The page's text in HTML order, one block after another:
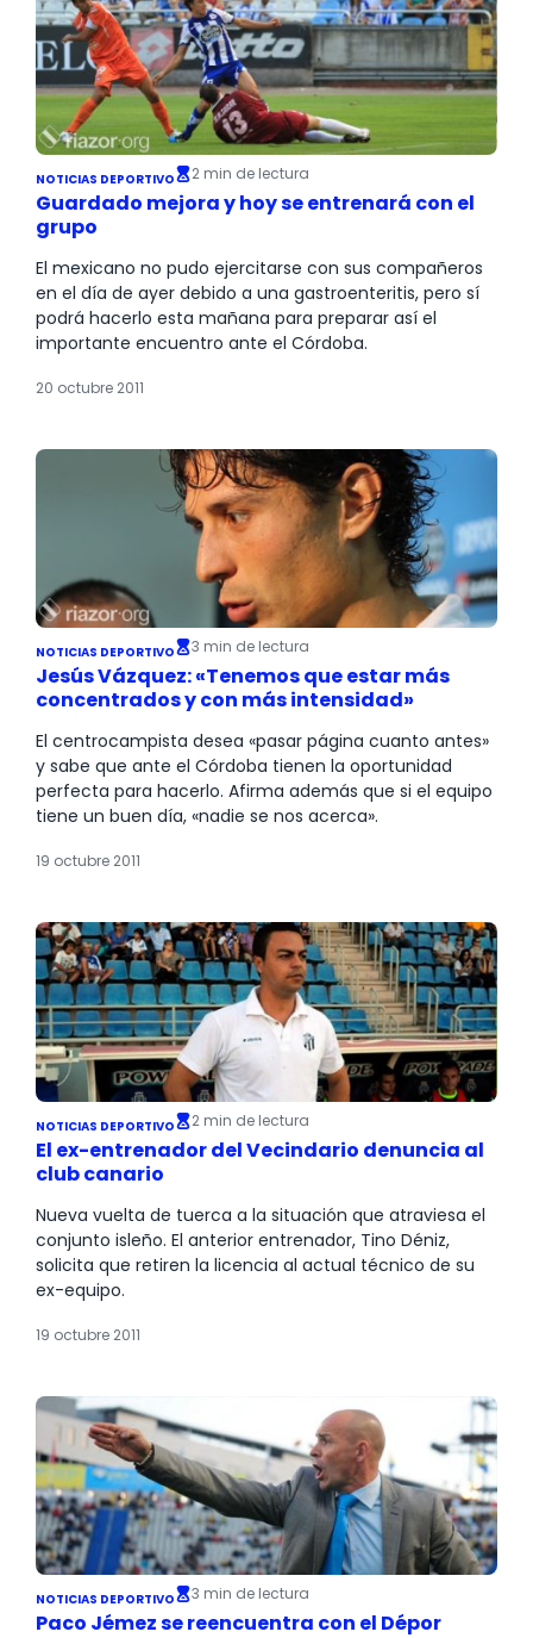
NOTICIAS DEPORTIVO 2 min de lectura
Guardado mejora y hoy se entrenará con el
grupo
El mexicano no pudo ejercitarse con sus compañeros
en el día de ayer debido a una gastroenteritis, pero sí
podrá hacerlo esta mañana para preparar así el
importante encuentro ante el Córdoba.
20 octubre 2011
NOTICIAS DEPORTIVO 3 min de lectura
Jesús Vázquez: «Tenemos que estar más
concentrados y con más intensidad»
El centrocampista desea «pasar página cuanto antes»
y sabe que ante el Córdoba tienen la oportunidad
perfecta para hacerlo. Afirma además que si el equipo
tiene un buen día, «nadie se nos acerca».
19 octubre 2011
NOTICIAS DEPORTIVO 2 min de lectura
El ex-entrenador del Vecindario denuncia al
club canario
Nueva vuelta de tuerca a la situación que atraviesa el
conjunto isleño. El anterior entrenador, Tino Déniz,
solicita que retiren la licencia al actual técnico de su
ex-equipo.
19 octubre 2011
NOTICIAS DEPORTIVO 3 min de lectura
Paco Jémez se reencuentra con el Dépor